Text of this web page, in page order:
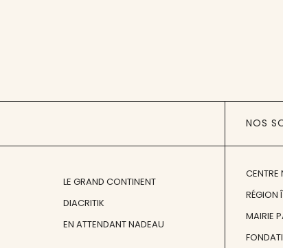
LE GRAND CONTINENT
DIACRITIK
EN ATTENDANT NADEAU
NOS
CENTRE
RÉGION
MAIRIE